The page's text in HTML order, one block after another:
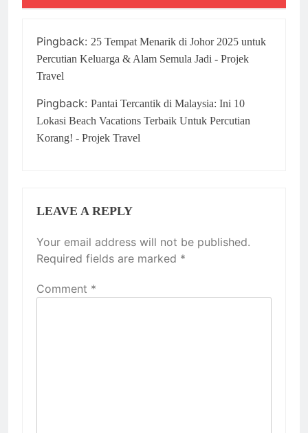
Pingback: 25 Tempat Menarik di Johor 2025 untuk
Percutian Keluarga & Alam Semula Jadi - Projek
Travel
Pingback: Pantai Tercantik di Malaysia: Ini 10
Lokasi Beach Vacations Terbaik Untuk Percutian
Korang! - Projek Travel
LEAVE A REPLY
Your email address will not be published.
Required fields are marked *
Comment *